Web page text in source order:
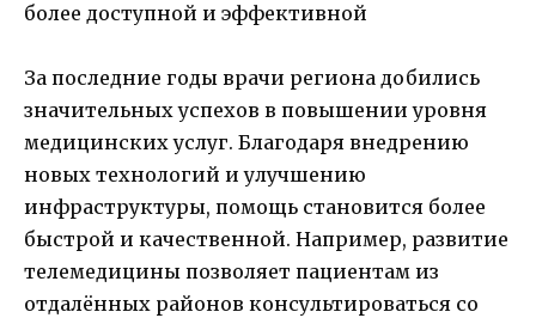
более доступной и эффективной
За последние годы врачи региона добились
значительных успехов в повышении уровня
медицинских услуг. Благодаря внедрению
новых технологий и улучшению
инфраструктуры, помощь становится более
быстрой и качественной. Например, развитие
телемедицины позволяет пациентам из
отдалённых районов консультироваться со